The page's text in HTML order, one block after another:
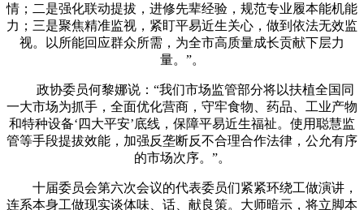
情；二是强化联动提拔，进修先辈经验，规范专业履本能机能
力；三是聚焦精准监视，紧盯平易近生关心，做到依法无效监
视。以所能回应群众所需，为全市高质量成长贡献下层力
量。”。
政协委员何黎娜说：“我们市场监管部分将以扶植全国同
一大市场为抓手，全面优化营商，守牢食物、药品、工业产物
和特种设备‘四大平安’底线，保障平易近生福祉。使用聪慧监
管等手段提拔效能，加强反垄断反不合理合作法律，公允有序
的市场次序。”。
十届委员会第六次会议的代表委员们紧紧环绕工做演讲，
连系本身工做现实谈体味、话、献良策。大师暗示，将立脚本